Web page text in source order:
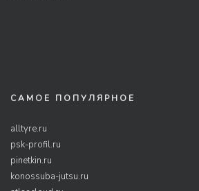
САМОЕ ПОПУЛЯРНОЕ
alltyre.ru
psk-profil.ru
pinetkin.ru
konossuba-jutsu.ru